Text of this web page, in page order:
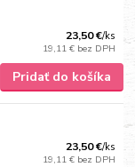
23,50 €/ks
19,11 € bez DPH
Pridať do košíka
23,50 €/ks
19,11 € bez DPH